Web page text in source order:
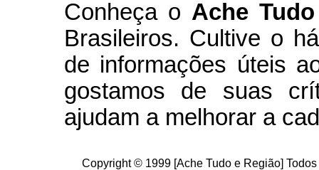
Conheçao Ache
Brasileiros. Cultive o
de informações úteis
gostamos de suas
ajudam a melhorar a
Copyright © 1999 [Ache Tudo e Região]